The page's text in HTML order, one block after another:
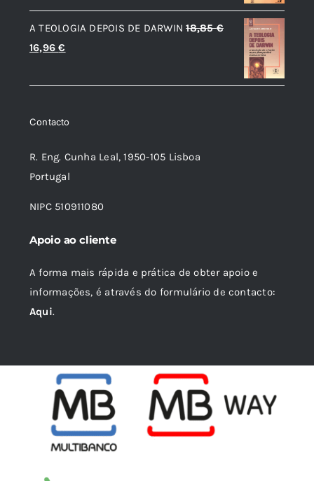
era:
19,38 €.
é:
17,44 €.
A TEOLOGIA DEPOIS DE DARWIN 18,85€
O
original
18,85 €.
16,96€
atual
16,96 €.
Contacto
R. Eng. Cunha Leal, 1950-105 Lisboa
Portugal
NIPC 510911080
Apoio ao cliente
A forma mais rápida e prática de obter apoio e
informações, é através do formulário de contacto:
Aqui.